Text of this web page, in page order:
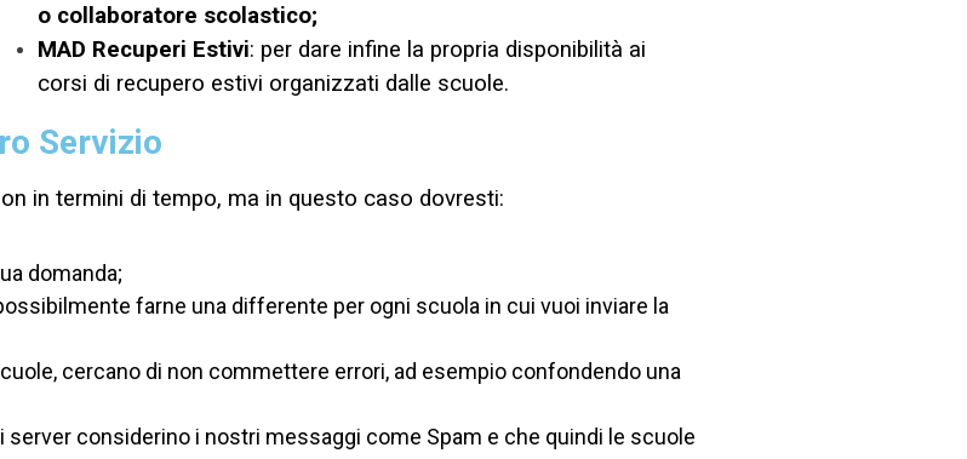
o collaboratore scolastico;
MAD Recuperi Estivi: per dare infine la propria disponibilità ai
corsi di recupero estivi organizzati dalle scuole.
Servizio
in termini di tempo, ma in questo caso dovresti:
domanda;
farne una differente per ogni scuola in cui vuoi inviare la
cercano di non commettere errori, ad esempio confondendo una
considerino i nostri messaggi come Spam e che quindi le scuole